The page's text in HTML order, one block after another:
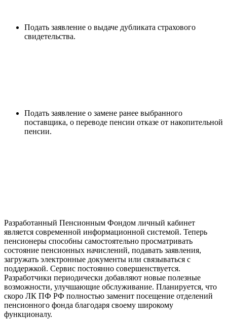
Подать заявление о выдаче дубликата страхового
свидетельства.
Подать заявление о замене ранее выбранного
поставщика, о переводе пенсии отказе от накопительной
пенсии.
Разработанный Пенсионным Фондом личный кабинет
является современной информационной системой. Теперь
пенсионеры способны самостоятельно просматривать
состояние пенсионных начислений, подавать заявления,
загружать электронные документы или связываться с
поддержкой. Сервис постоянно совершенствуется.
Разработчики периодически добавляют новые полезные
возможности, улучшающие обслуживание. Планируется, что
скоро ЛК ПФ РФ полностью заменит посещение отделений
пенсионного фонда благодаря своему широкому
функционалу.